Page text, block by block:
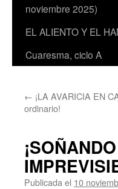
noviembre 2025)
EL ALIENTO Y EL
Cuaresma, ciclo A
← ¡LA AVARICIA EN
ordinario!
Publicada el 10